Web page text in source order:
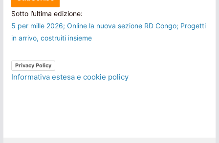
Sotto l’ultima edizione:
5 per mille 2026; Online la nuova sezione RD Congo; Progetti
in arrivo, costruiti insieme
Privacy Policy
Informativa estesa e cookie policy